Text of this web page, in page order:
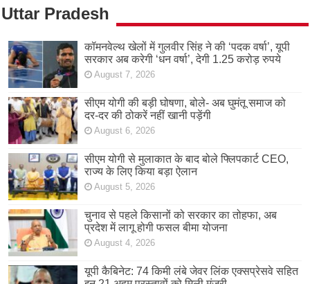
Uttar Pradesh
कॉमनवेल्थ खेलों में गुलवीर सिंह ने की ‘पदक वर्षा’, यूपी
सरकार अब करेगी ‘धन वर्षा’, देगी 1.25 करोड़ रुपये
August 7, 2026
सीएम योगी की बड़ी घोषणा, बोले- अब घुमंतू समाज को
दर-दर की ठोकरें नहीं खानी पड़ेंगी
August 6, 2026
सीएम योगी से मुलाकात के बाद बोले फ्लिपकार्ट CEO,
राज्य के लिए किया बड़ा ऐलान
August 5, 2026
चुनाव से पहले किसानों को सरकार का तोहफा, अब
प्रदेश में लागू होगी फसल बीमा योजना
August 4, 2026
यूपी कैबिनेट: 74 किमी लंबे जेवर लिंक एक्सप्रेसवे सहित